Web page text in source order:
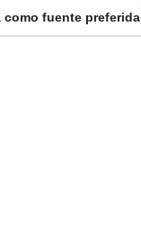
fuente preferida